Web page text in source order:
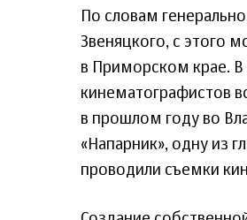
По словам
Звеняцкого, с этого
в Приморском крае.
кинематографистов
в прошлом году во
«Напарник», одну из
проводили съемки